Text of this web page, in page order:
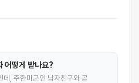
어떻게 받나요?
데, 주한미군인 남자친구와 곧